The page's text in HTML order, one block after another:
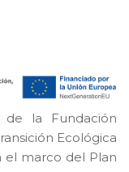
de la Fundación
Ecológica
el marco del Plan